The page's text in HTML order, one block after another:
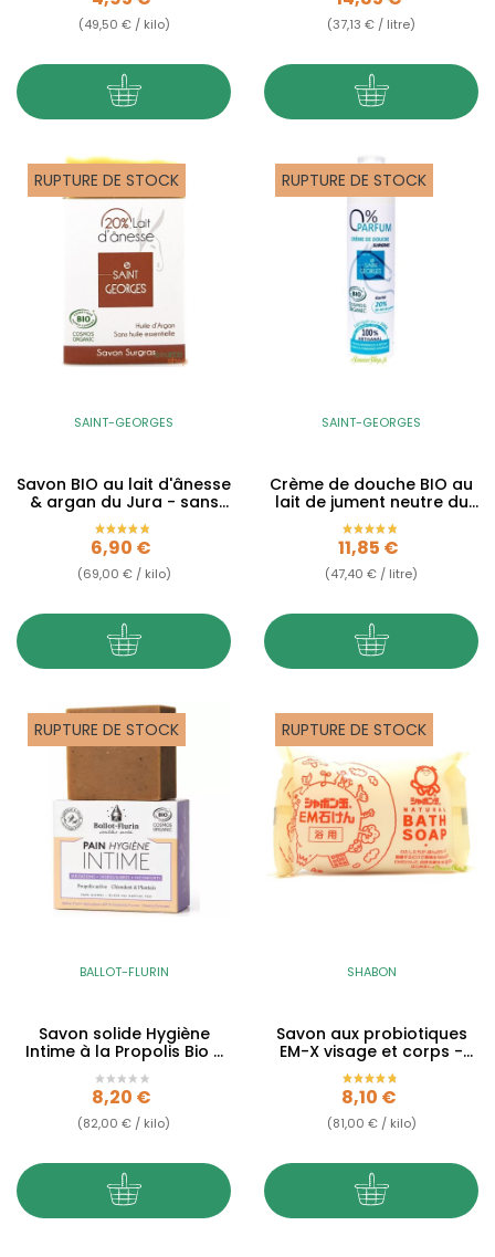
(49,50 € / kilo) (37,13 € / litre)
RUPTURE DE STOCK
SAINT-GEORGES
Savon BIO au lait d'ânesse
& argan du Jura - sans
huiles...
Prix
6,90 €
(69,00 € / kilo)
RUPTURE DE STOCK
SAINT-GEORGES
Crème de douche BIO au
lait de jument neutre du
Jura - sans parfum
Prix
11,85 €
(47,40 € / litre)
RUPTURE DE STOCK
BALLOT-FLURIN
Savon solide Hygiène
Intime à la Propolis Bio -
Prix
8,20 €
(82,00 € / kilo)
RUPTURE DE STOCK
SHABON
Savon aux probiotiques
EM-X visage et corps -
100g
Prix
8,10 €
(81,00 € / kilo)